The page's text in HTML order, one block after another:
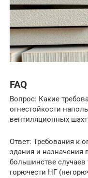
FAQ
Вопрос: Какие
огнестойкости
вентиляционных
Ответ: Требования к
здания и назначения
большинстве случаев
горючести НГ